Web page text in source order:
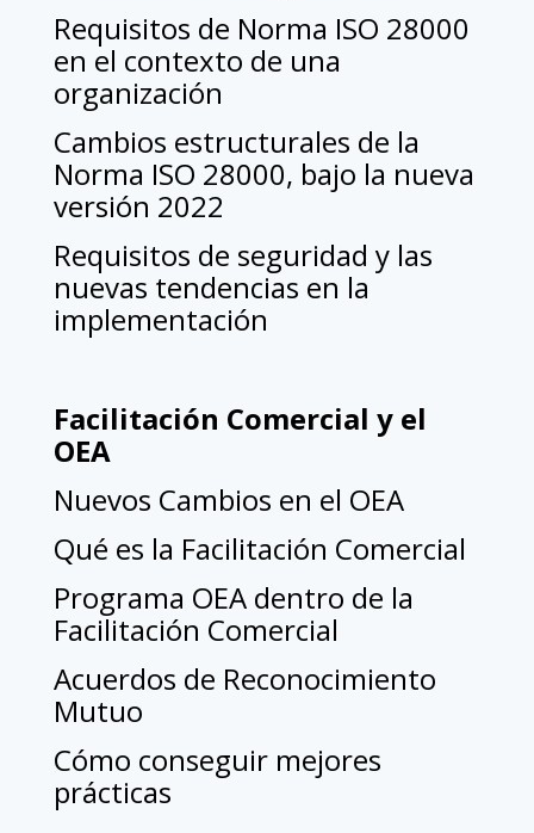
Requisitos de Norma ISO 28000
en el contexto de una
organización
Cambios estructurales de la
Norma ISO 28000, bajo la nueva
versión 2022
Requisitos de seguridad y las
nuevas tendencias en la
implementación
Facilitación Comercial y el
OEA
Nuevos Cambios en el OEA
Qué es la Facilitación Comercial
Programa OEA dentro de la
Facilitación Comercial
Acuerdos de Reconocimiento
Mutuo
Cómo conseguir mejores
prácticas